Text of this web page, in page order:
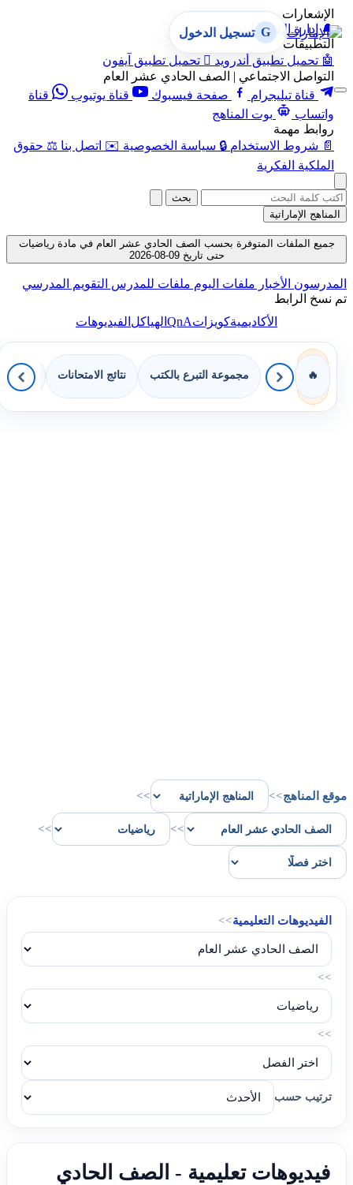
الإشعارات
🔔 إدارة الإشعارات
التطبيقات
🤖 تحميل تطبيق أندرويد  تحميل تطبيق آيفون
التواصل الاجتماعي | الصف الحادي عشر العام
قناة تيليجرام
صفحة فيسبوك قناة يوتيوب
قناة
واتساب
بوت المناهج
روابط مهمة
📄 شروط الاستخدام 🔒 سياسة الخصوصية ✉️ اتصل بنا ⚖️ حقوق
الملكية الفكرية
G تسجيل الدخول
بحث
المناهج الإماراتية
جميع الملفات المتوفرة بحسب الصف الحادي عشر العام في مادة رياضيات
حتى تاريخ 09-08-2026
المدرسون الأخبار ملفات اليوم ملفات للمدرس التقويم المدرسي
تم نسخ الرابط
الأكاديميةكويزاتQnAالهياكلالفيديوهات
🔥 مجموعة التبرع بالكتب نتائج الامتحانات
موقع المناهج>>
>>
>>
>>
الفيديوهات التعليمية>>
>>
>>
ترتيب حسب
فيديوهات تعليمية - الصف الحادي